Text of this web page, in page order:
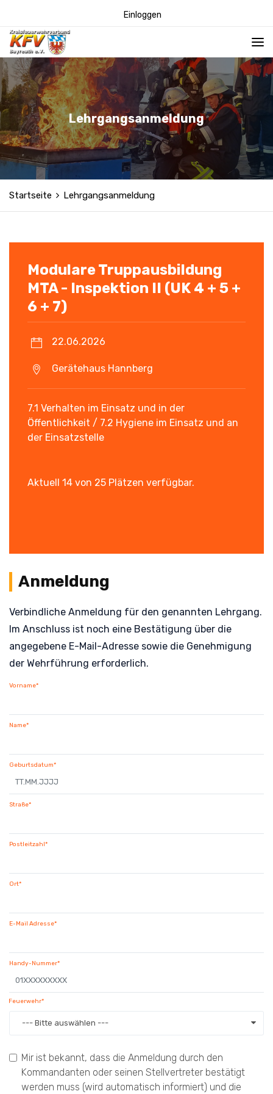
Einloggen
Lehrgangsanmeldung
Startseite Lehrgangsanmeldung
Modulare Truppausbildung
MTA - Inspektion II (UK 4 + 5 +
6 + 7)
22.06.2026
Gerätehaus Hannberg
7.1 Verhalten im Einsatz und in der
Öffentlichkeit / 7.2 Hygiene im Einsatz und an
der Einsatzstelle
Aktuell 14 von 25 Plätzen verfügbar.
Anmeldung
Verbindliche Anmeldung für den genannten Lehrgang.
Im Anschluss ist noch eine Bestätigung über die
angegebene E-Mail-Adresse sowie die Genehmigung
der Wehrführung erforderlich.
Vorname*
Name*
Geburtsdatum*
Straße*
Postleitzahl*
Ort*
E-Mail Adresse*
Handy-Nummer*
Feuerwehr*
--- Bitte auswählen ---
Mir ist bekannt, dass die Anmeldung durch den
Kommandanten oder seinen Stellvertreter bestätigt
werden muss (wird automatisch informiert) und die